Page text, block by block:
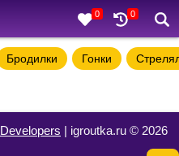
0 0
Бродилки Гонки
Developers | igroutka.ru © 2026